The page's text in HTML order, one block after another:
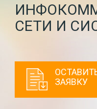
СЕТИ И
ЗАЯВКУ